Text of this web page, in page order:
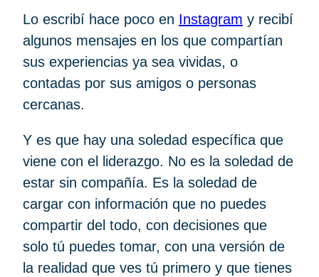
Lo escribí hace poco en Instagram y recibí
algunos mensajes en los que compartían
sus experiencias ya sea vividas, o
contadas por sus amigos o personas
cercanas.
Y es que hay una soledad específica que
viene con el liderazgo. No es la soledad de
estar sin compañía. Es la soledad de
cargar con información que no puedes
compartir del todo, con decisiones que
solo tú puedes tomar, con una versión de
la realidad que ves tú primero y que tienes